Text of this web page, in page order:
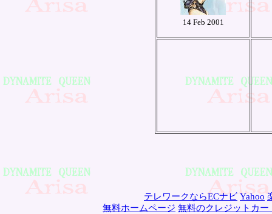
14 Feb 2001
テレワークならECナビ Yahoo
無料ホームページ 無料のクレジットカー